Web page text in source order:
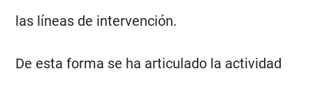
las líneas de intervención.
De esta forma se ha articulado la actividad